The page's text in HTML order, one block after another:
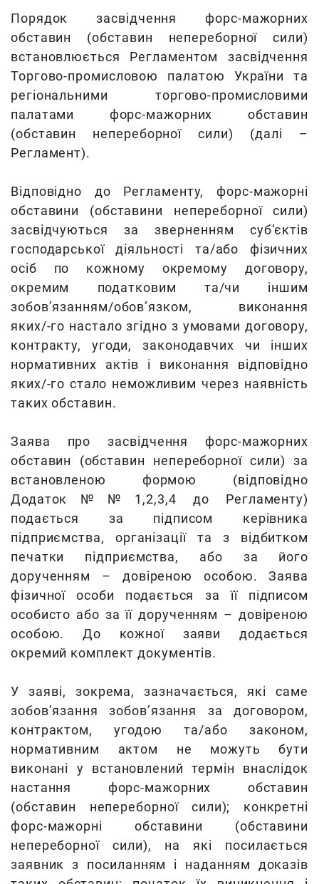
Порядок засвідчення форс-мажорних
обставин (обставин непереборної сили)
встановлюється Регламентом засвідчення
Торгово-промисловою палатою України та
регіональними торгово-промисловими
палатами форс-мажорних обставин
(обставин непереборної сили) (далі –
Регламент).
Відповідно до Регламенту, форс-мажорні
обставини (обставини непереборної сили)
засвідчуються за зверненням суб’єктів
господарської діяльності та/або фізичних
осіб по кожному окремому договору,
окремим податковим та/чи іншим
зобов’язанням/обов’язком, виконання
яких/-го настало згідно з умовами договору,
контракту, угоди, законодавчих чи інших
нормативних актів і виконання відповідно
яких/-го стало неможливим через наявність
таких обставин.
Заява про засвідчення форс-мажорних
обставин (обставин непереборної сили) за
встановленою формою (відповідно
Додаток№№1,2,3,4 до Регламенту)
подається за підписом керівника
підприємства, організації та з відбитком
печатки підприємства, або за його
дорученням – довіреною особою. Заява
фізичної особи подається за її підписом
особисто або за її дорученням – довіреною
особою. До кожної заяви додається
окремий комплект документів.
У заяві, зокрема, зазначається, які саме
зобов’язання зобов’язання за договором,
контрактом, угодою та/або законом,
нормативним актом не можуть бути
виконані у встановлений термін внаслідок
настання форс-мажорних обставин
(обставин непереборної сили); конкретні
форс-мажорні обставини (обставини
непереборної сили), на які посилається
заявник з посиланням і наданням доказів